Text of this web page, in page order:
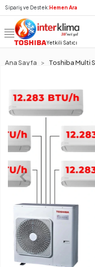
Sipariş ve Destek:Hemen Ara
Yetkili Satıcı
Ana Sayfa Toshiba Multi